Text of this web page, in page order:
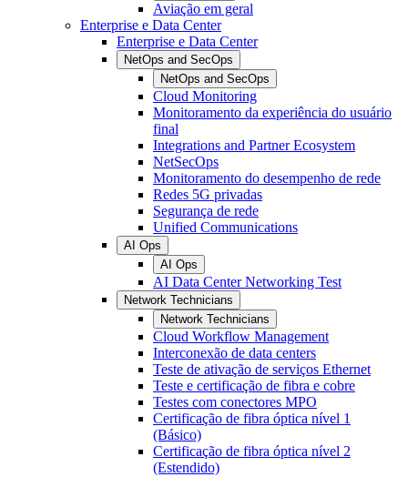
Aviação em geral
Enterprise e Data Center
Enterprise e Data Center
NetOps and SecOps
NetOps and SecOps
Cloud Monitoring
Monitoramento da experiência do usuário
final
Integrations and Partner Ecosystem
NetSecOps
Monitoramento do desempenho de rede
Redes 5G privadas
Segurança de rede
Unified Communications
AI Ops
AI Ops
AI Data Center Networking Test
Network Technicians
Network Technicians
Cloud Workflow Management
Interconexão de data centers
Teste de ativação de serviços Ethernet
Teste e certificação de fibra e cobre
Testes com conectores MPO
Certificação de fibra óptica nível 1
(Básico)
Certificação de fibra óptica nível 2
(Estendido)